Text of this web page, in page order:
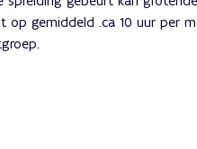
gemiddeld .ca 10 uur per